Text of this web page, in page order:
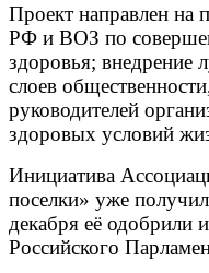
Проект направлен на
РФ и ВОЗ по
здоровья; внедрение
слоев
руководителей
здоровых условий
Инициатива
поселки» уже
декабря её одобрили
Российского